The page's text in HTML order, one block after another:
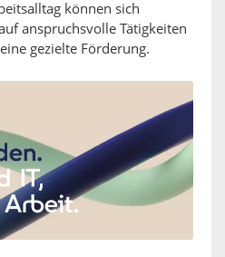
können sich
anspruchsvolle Tätigkeiten
gezielte Förderung.